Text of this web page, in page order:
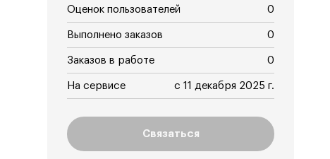
Оценок пользователей 0
Выполнено заказов 0
Заказов в работе 0
На сервисе с 11 декабря 2025 г.
Связаться